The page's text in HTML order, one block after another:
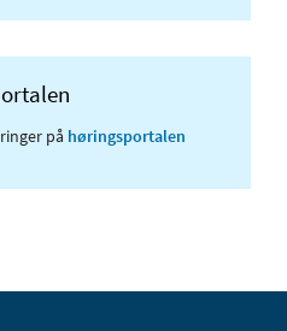
på høringsportalen